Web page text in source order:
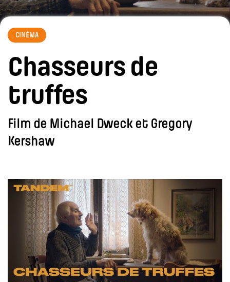
CINÉMA
Chasseurs de
truffes
Film de Michael Dweck et Gregory
Kershaw